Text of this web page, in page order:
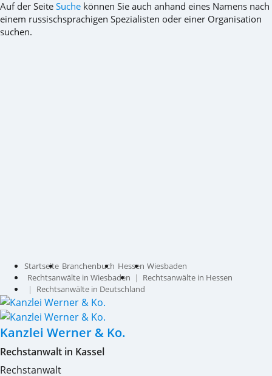
Auf der Seite Suche können Sie auch anhand eines Namens nach
einem russischsprachigen Spezialisten oder einer Organisation
suchen.
Startseite Branchenbuch Hessen Wiesbaden
Rechtsanwälte in Wiesbaden
Rechtsanwälte in Hessen
Rechtsanwälte in Deutschland
Kanzlei Werner & Ko.
Rechstanwalt in Kassel
Rechstanwalt